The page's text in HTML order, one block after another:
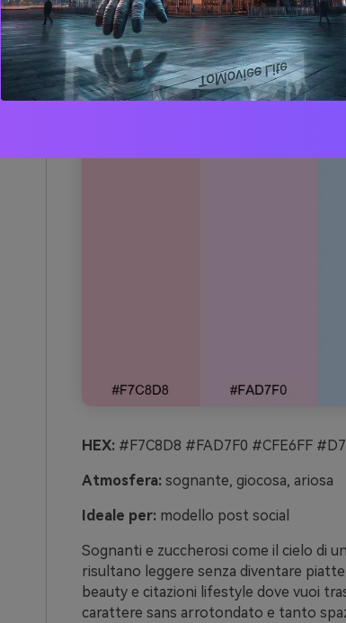
1) Nuvola di
HEX:#F7C8D8 #FAD7F0 #CFE6FF
Atmosfera:sognante, giocosa, ariosa
Ideale per:modello post social
Sognanti e zuccherosi come il cielo di
risultano leggere senza diventare
beauty e citazioni lifestyle dove vuoi
carattere sans arrotondato e tanto